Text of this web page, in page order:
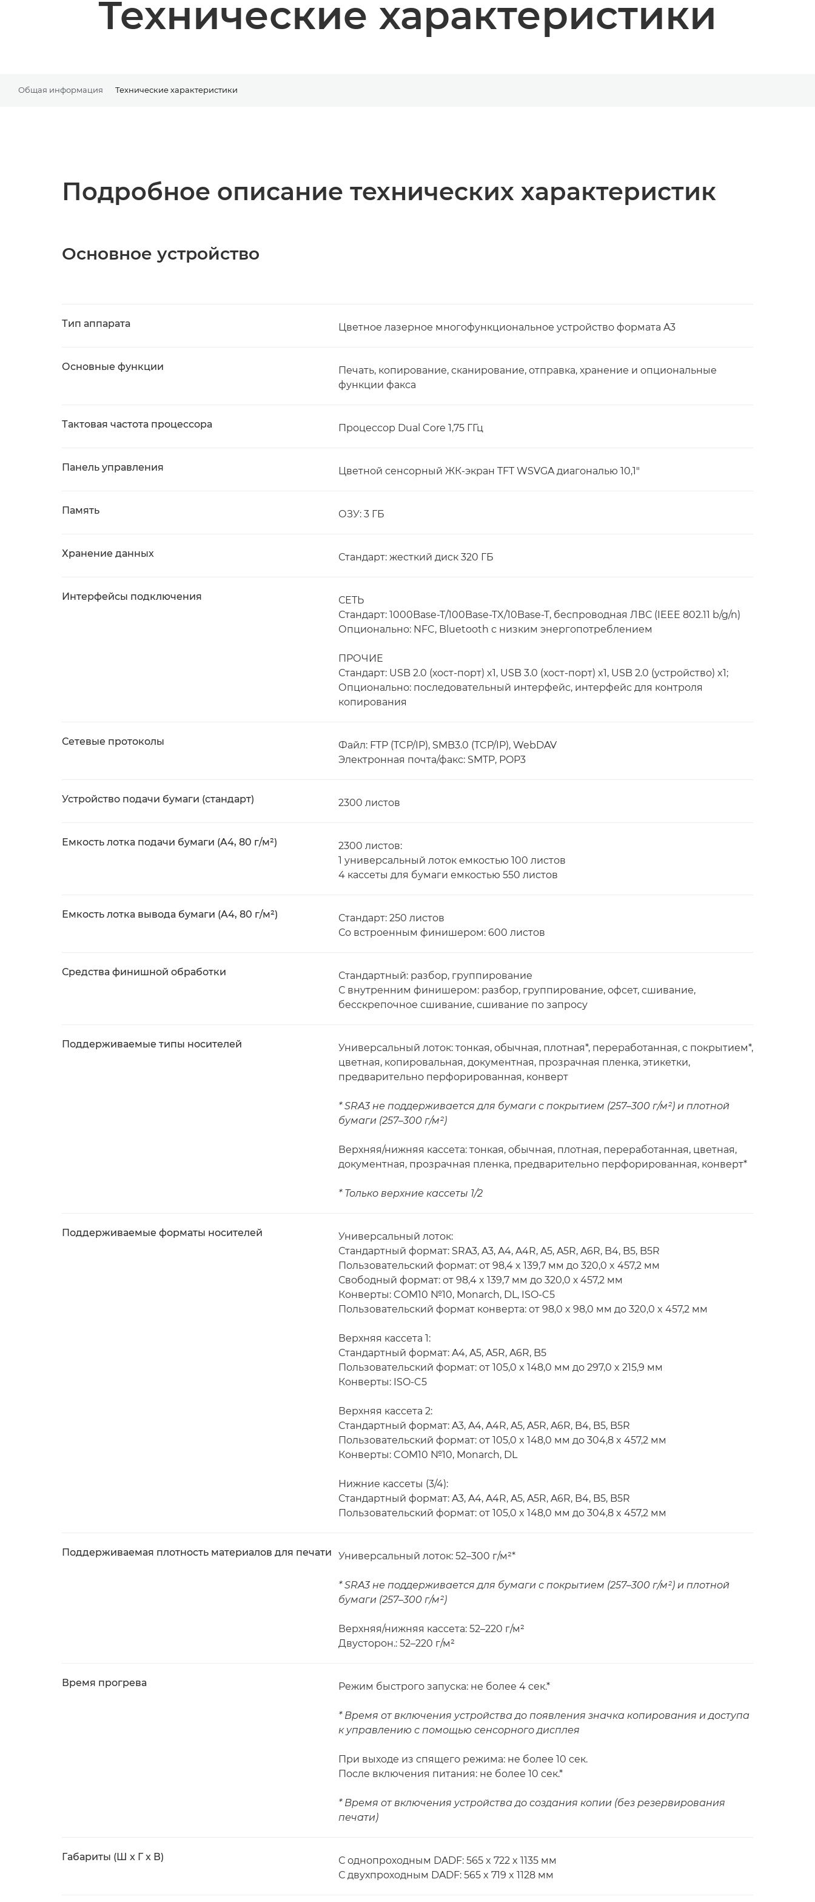
Технические характеристики
Общая информация Технические характеристики
Подробное описание технических характеристик
Основное устройство
Тип аппарата Цветное лазерное многофункциональное устройство формата A3
Основные функции
Печать, копирование, сканирование, отправка, хранение и опциональные
функции факса
Тактовая частота процессора Процессор Dual Core 1,75 ГГц
Панель управления Цветной сенсорный ЖК-экран TFT WSVGA диагональю 10,1"
Память ОЗУ: 3 ГБ
Хранение данных Стандарт: жесткий диск 320 ГБ
Интерфейсы подключения
СЕТЬ
Стандарт: 1000Base-T/100Base-TX/10Base-T, беспроводная ЛВС (IEEE 802.11 b/g/n)
Опционально: NFC, Bluetooth с низким энергопотреблением
ПРОЧИЕ
Стандарт: USB 2.0 (хост-порт) x1, USB 3.0 (хост-порт) x1, USB 2.0 (устройство) x1;
Опционально: последовательный интерфейс, интерфейс для контроля
копирования
Сетевые протоколы
Файл: FTP (TCP/IP), SMB3.0 (TCP/IP), WebDAV
Электронная почта/факс: SMTP, POP3
Устройство подачи бумаги (стандарт) 2300 листов
Емкость лотка подачи бумаги (A4, 80 г/м²)
2300 листов:
1 универсальный лоток емкостью 100 листов
4 кассеты для бумаги емкостью 550 листов
Емкость лотка вывода бумаги (A4, 80 г/м²)
Стандарт: 250 листов
Со встроенным финишером: 600 листов
Средства финишной обработки
Стандартный: разбор, группирование
С внутренним финишером: разбор, группирование, офсет, сшивание,
бесскрепочное сшивание, сшивание по запросу
Поддерживаемые типы носителей
Универсальный лоток: тонкая, обычная, плотная*, переработанная, с покрытием*,
цветная, копировальная, документная, прозрачная пленка, этикетки,
предварительно перфорированная, конверт
* SRA3 не поддерживается для бумаги с покрытием (257–300 г/м²) и плотной
бумаги (257–300 г/м²)
Верхняя/нижняя кассета: тонкая, обычная, плотная, переработанная, цветная,
документная, прозрачная пленка, предварительно перфорированная, конверт*
* Только верхние кассеты 1/2
Поддерживаемые форматы носителей
Универсальный лоток:
Стандартный формат: SRA3, A3, A4, A4R, A5, A5R, A6R, B4, B5, B5R
Пользовательский формат: от 98,4 x 139,7 мм до 320,0 x 457,2 мм
Свободный формат: от 98,4 x 139,7 мм до 320,0 х 457,2 мм
Конверты: COM10 №10, Monarch, DL, ISO-C5
Пользовательский формат конверта: от 98,0 x 98,0 мм до 320,0 x 457,2 мм
Верхняя кассета 1:
Стандартный формат: A4, A5, A5R, A6R, B5
Пользовательский формат: от 105,0 x 148,0 мм до 297,0 x 215,9 мм
Конверты: ISO-C5
Верхняя кассета 2:
Стандартный формат: A3, A4, A4R, A5, A5R, A6R, B4, B5, B5R
Пользовательский формат: от 105,0 x 148,0 мм до 304,8 x 457,2 мм
Конверты: COM10 №10, Monarch, DL
Нижние кассеты (3/4):
Стандартный формат: A3, A4, A4R, A5, A5R, A6R, B4, B5, B5R
Пользовательский формат: от 105,0 x 148,0 мм до 304,8 x 457,2 мм
Поддерживаемая плотность материалов для печати Универсальный лоток: 52–300 г/м²*
* SRA3 не поддерживается для бумаги с покрытием (257–300 г/м²) и плотной
бумаги (257–300 г/м²)
Верхняя/нижняя кассета: 52–220 г/м²
Двусторон.: 52–220 г/м²
Время прогрева Режим быстрого запуска: не более 4 сек.*
* Время от включения устройства до появления значка копирования и доступа
к управлению с помощью сенсорного дисплея
При выходе из спящего режима: не более 10 сек.
После включения питания: не более 10 сек.*
* Время от включения устройства до создания копии (без резервирования
печати)
Габариты (Ш x Г x В)
С однопроходным DADF: 565 x 722 x 1135 мм
С двухпроходным DADF: 565 x 719 x 1128 мм